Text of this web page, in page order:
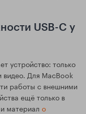
USB-C у
устройство: только
видео. Для MacBook
работы с внешними
ещё только в
материал о